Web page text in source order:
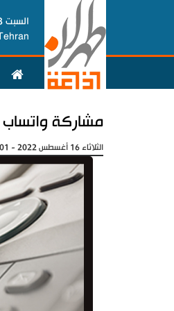
السبت 08-08-2026
مشاركة
الثلاثاء 16 أغسطس 2022 - 08:01 بتوقيت طهران